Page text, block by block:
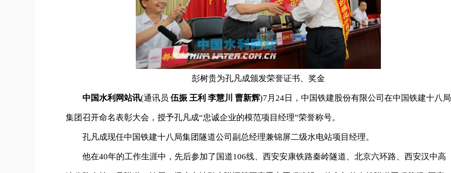
彭树贵为孔凡成颁发荣誉证书、奖金
中国水利网站讯(通讯员 伍振 王利 李慧川 曹新辉)7月24日，中国铁建股份有限公司在中国铁建十八局
集团召开命名表彰大会，授予孔凡成“忠诚企业的模范项目经理”荣誉称号。
孔凡成现任中国铁建十八局集团隧道公司副总经理兼锦屏二级水电站项目经理。
他在40年的工作生涯中，先后参加了国道106线、西安安康铁路秦岭隧道、北京六环路、西安汉中高